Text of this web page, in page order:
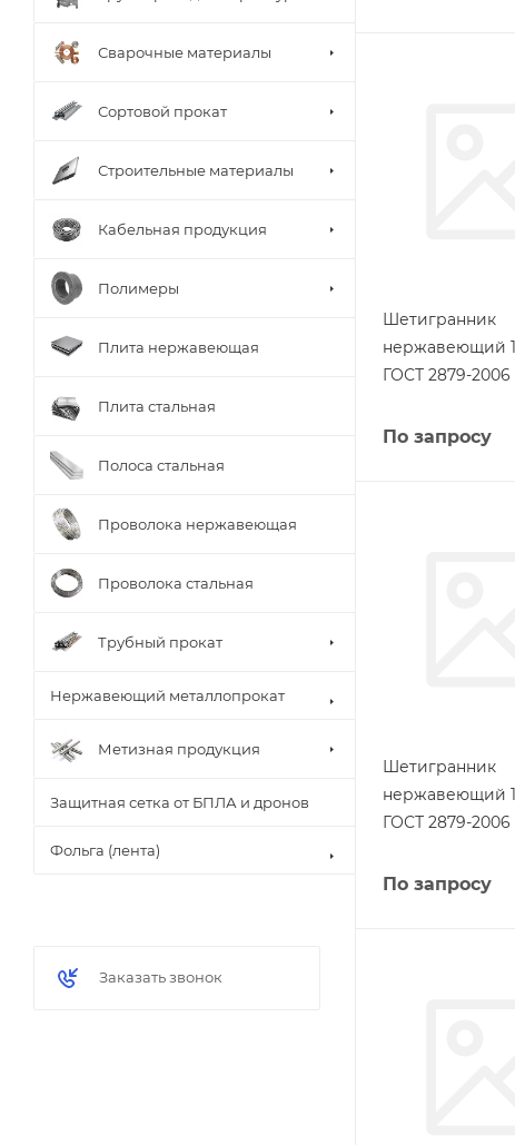
Шетигранник
нержавеющий
ГОСТ 2879-2006
По запросу
Шетигранник
нержавеющий
ГОСТ 2879-2006
По запросу
Сварочные материалы
Сортовой прокат
Строительные материалы
Кабельная продукция
Полимеры
Плита нержавеющая
Плита стальная
Полоса стальная
Проволока нержавеющая
Проволока стальная
Трубный прокат
Нержавеющий металлопрокат
Метизная продукция
Защитная сетка от БПЛА и дронов
Фольга (лента)
Заказать звонок